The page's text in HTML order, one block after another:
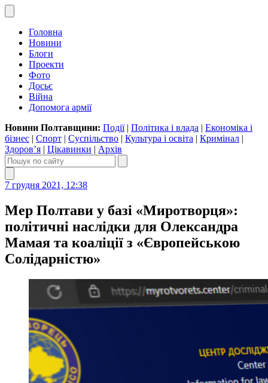
Головна
Новини
Блоги
Проекти
Фото
Досьє
Війна
Допомога армії
Новини Полтавщини: Події| Політика і влада | Економіка і
бізнес | Спорт | Суспільство | Культура і освіта | Кримінал |
Здоров’я | Цікавинки | Архів
7 грудня 2021, 12:38
Мер Полтави у базі «Миротворця»:
політичні наслідки для Олександра
Мамая та коаліції з «Європейською
Солідарністю»